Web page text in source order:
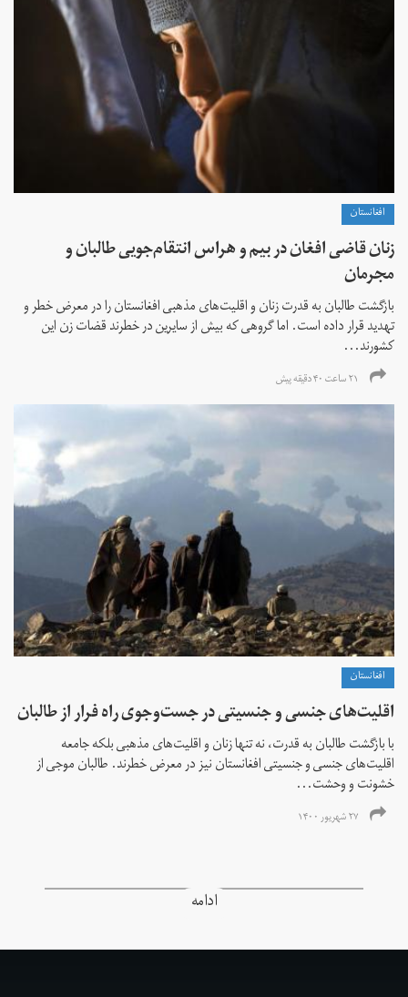
افغانستان
زنان قاضی افغان در بیم و هراس انتقام‌جویی طالبان و
مجرمان
بازگشت طالبان به قدرت زنان و اقلیت‌های مذهبی افغانستان را در معرض خطر و
تهدید قرار داده است. اما گروهی که بیش از سایرین در خطرند قضات زن این
کشورند...
۲۱ ساعت ۴۰ دقیقه پیش
افغانستان
اقلیت‌های جنسی و جنسیتی در جست‌و‌جوی راه فرار از طالبان
با بازگشت طالبان به قدرت، نه تنها زنان و اقلیت‌های مذهبی بلکه جامعه
اقلیت‌های جنسی و جنسیتی افغانستان نیز در معرض خطرند. طالبان موجی از
خشونت و وحشت...
۲۷ شهریور ۱۴۰۰
ادامه